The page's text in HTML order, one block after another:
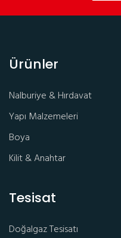
Ürünler
Nalburiye & Hırdavat
Yapı Malzemeleri
Boya
Kilit & Anahtar
Tesisat
Doğalgaz Tesisatı